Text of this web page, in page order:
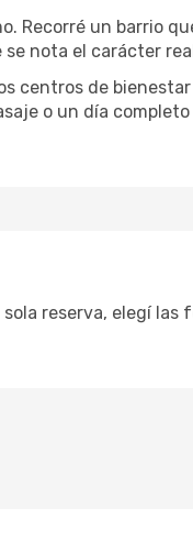
Recorré un barrio
nota el carácter
centros de
o un día completo
reserva, elegí las